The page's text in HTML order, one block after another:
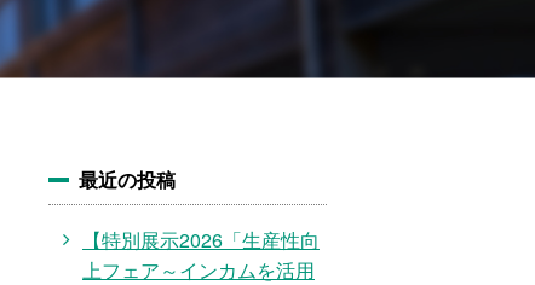
最近の投稿
【特別展示2026「生産性向
上フェア～インカムを活用